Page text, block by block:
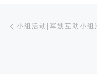
文章导航
小组活动|军嫂互助小组